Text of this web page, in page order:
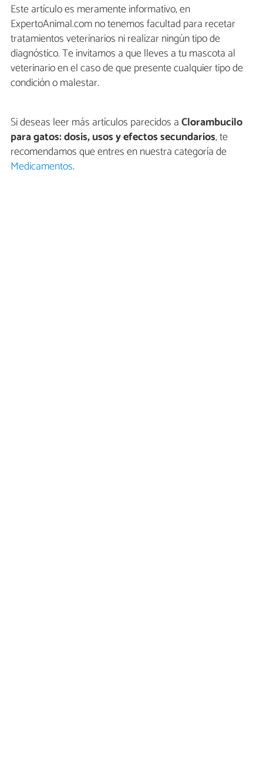
Este artículo es meramente informativo, en
ExpertoAnimal.com no tenemos facultad para recetar
tratamientos veterinarios ni realizar ningún tipo de
diagnóstico. Te invitamos a que lleves a tu mascota al
veterinario en el caso de que presente cualquier tipo de
condición o malestar.
Si deseas leer más artículos parecidos aClorambucilo
para gatos: dosis, usos y efectos secundarios, te
recomendamos que entres en nuestra categoría de
Medicamentos.